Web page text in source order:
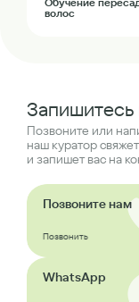
волос
Запишитесь
Позвоните или
наш куратор
и запишет вас на
Позвоните нам
Позвонить
WhatsApp